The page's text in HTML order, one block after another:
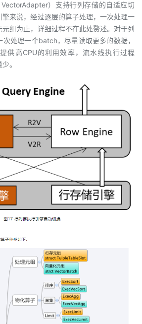
VectorAdapter）支持行列存储的自适应切
擎来说，经过逐层的算子处理，一次处理一
组为止，详细过程不在此处赘述。对于列
处理一个batch，尽量读取更多的数据，
供高CPU的利用效率，流水线执行过程
。